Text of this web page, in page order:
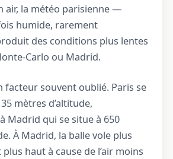
air, la météo parisienne —
humide, rarement
des conditions plus lentes
Carlo ou Madrid.
facteur souvent oublié. Paris se
mètres d’altitude,
Madrid qui se situe à 650
À Madrid, la balle vole plus
haut à cause de l’air moins